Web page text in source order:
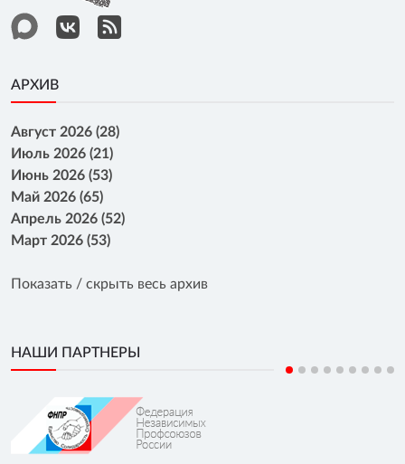
АРХИВ
Август 2026 (28)
Июль 2026 (21)
Июнь 2026 (53)
Май 2026 (65)
Апрель 2026 (52)
Март 2026 (53)
Показать / скрыть весь архив
НАШИ ПАРТНЕРЫ